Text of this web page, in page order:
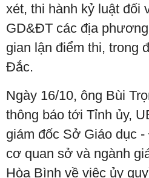
xét, thi hành kỷ luật đối
GD&ĐT các địa
gian lận điểm thi, trong
Đắc.
Ngày 16/10, ông Bùi
thông báo tới Tỉnh ủy,
giám đốc Sở Giáo dục
cơ quan sở và ngành
Hòa Bình về việc ủy